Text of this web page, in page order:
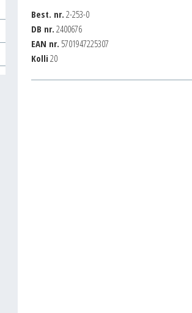
Best. nr. 2-253-0
DB nr. 2400676
EAN nr. 5701947225307
Kolli 20